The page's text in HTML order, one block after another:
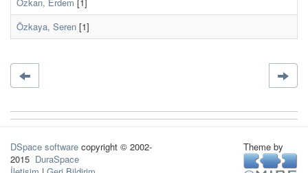
Özkaya, Seren [1]
DSpace software copyright © 2002-
2015 DuraSpace
Theme by